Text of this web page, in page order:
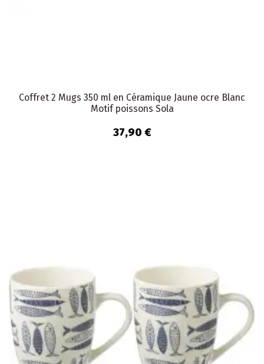
Coffret 2 Mugs 350 ml en Céramique Jaune ocre Blanc
Motif poissons Sola
37,90 €